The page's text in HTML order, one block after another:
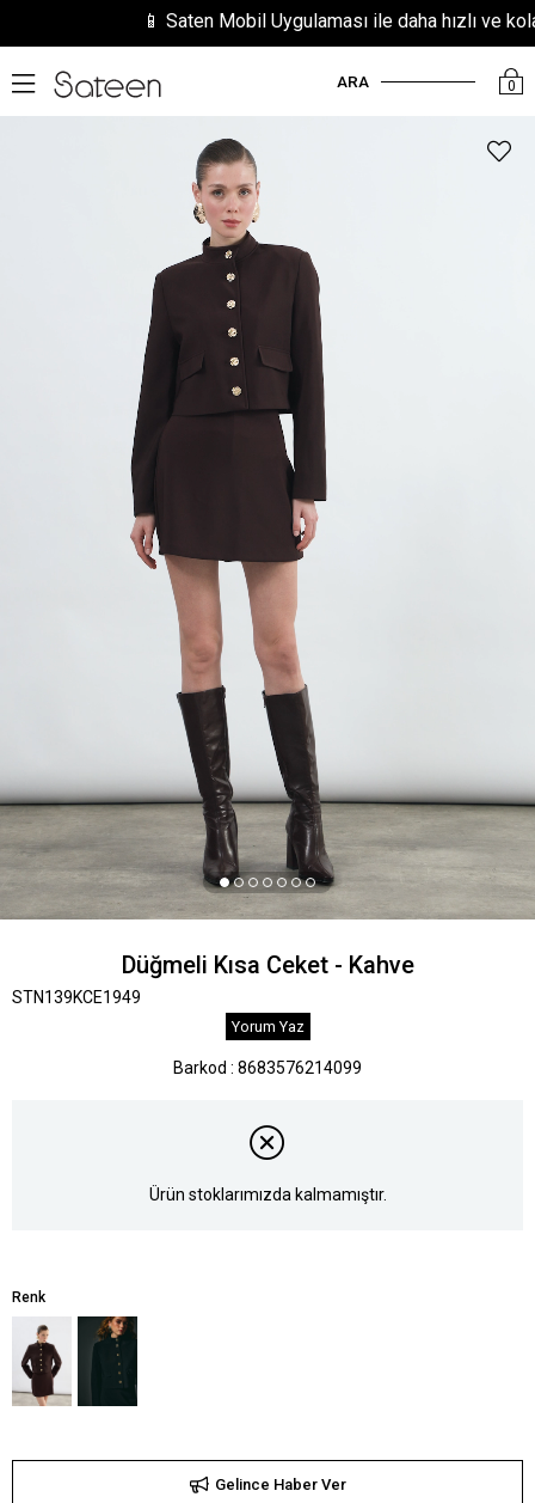
📱 Saten Mobil Uygulaması ile daha hızlı ve
0
ARA
Düğmeli Kısa Ceket - Kahve
STN139KCE1949
Yorum Yaz
Barkod : 8683576214099
Ürün stoklarımızda kalmamıştır.
Renk
Gelince Haber Ver